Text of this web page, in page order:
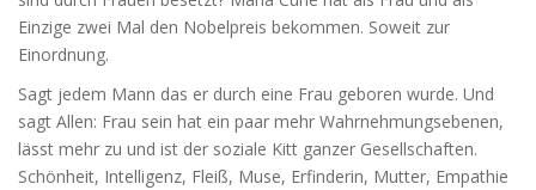
Einzige zwei Mal den Nobelpreis bekommen. Soweit zur
Einordnung.
Sagt jedem Mann das er durch eine Frau geboren wurde. Und
sagt Allen: Frau sein hat ein paar mehr Wahrnehmungsebenen,
lässt mehr zu und ist der soziale Kitt ganzer Gesellschaften.
Schönheit, Intelligenz, Fleiß, Muse, Erfinderin, Mutter, Empathie